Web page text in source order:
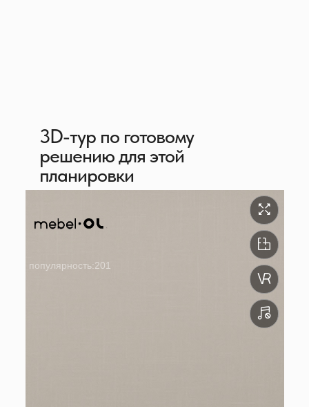
3D-тур по готовому
решению для этой
планировки